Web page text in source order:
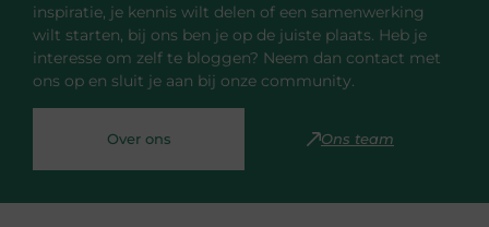
inspiratie, je kennis wilt delen of een samenwerking
wilt starten, bij ons ben je op de juiste plaats. Heb je
interesse om zelf te bloggen? Neem dan contact met
ons op en sluit je aan bij onze community.
Over ons Ons team